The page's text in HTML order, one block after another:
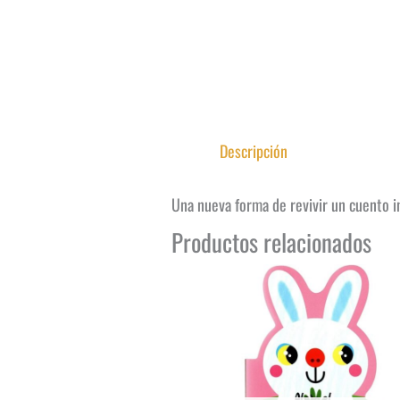
Descripción
Una nueva forma de revivir un cuento
Productos relacionados